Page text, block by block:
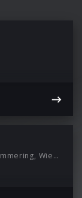
Simm City Festsaal Zentrum Simmering, Wien, 20:00